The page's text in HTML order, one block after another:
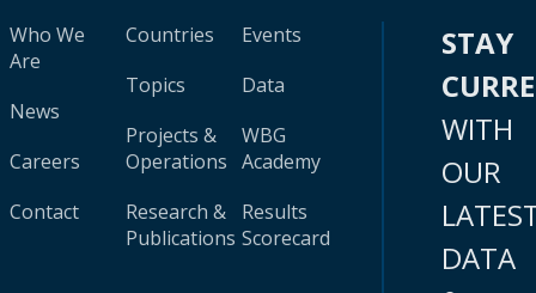
Who We
Are
News
Careers
Contact
Countries
Topics
Projects &
Operations
Research &
Publications
Events
Data
WBG
Academy
Results
Scorecard
STAY
WITH
OUR
DATA